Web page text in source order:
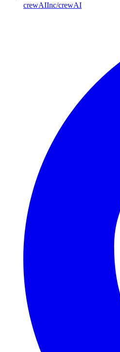
crewAIInc/crewAI